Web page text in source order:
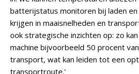
batterijstatus monitoren bij laden en
krijgen in maaisnelheden en
ook strategische inzichten op: zo
machine bijvoorbeeld 50 procent
transport, wat kan leiden tot een
transportroute.'